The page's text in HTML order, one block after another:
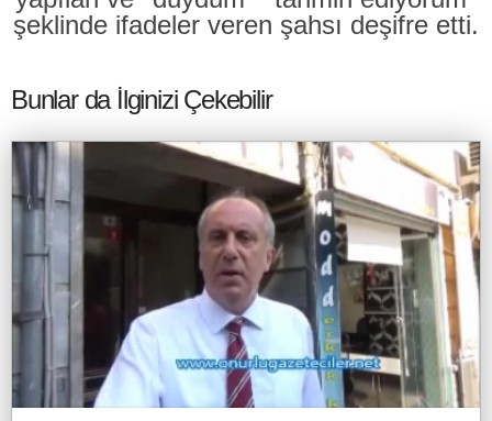
şeklinde ifadeler veren şahsı deşifre etti.
Bunlar da İlginizi Çekebilir